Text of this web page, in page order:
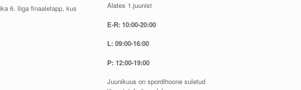
6. liiga finaaletapp, kus
Alates 1.juunist
E-R: 10:00-20:00
L: 09:00-16:00
P: 12:00-19:00
Juunikuus on spordihoone suletud